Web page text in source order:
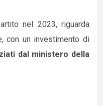
nel 2023, riguarda
con un investimento di
dal ministero della